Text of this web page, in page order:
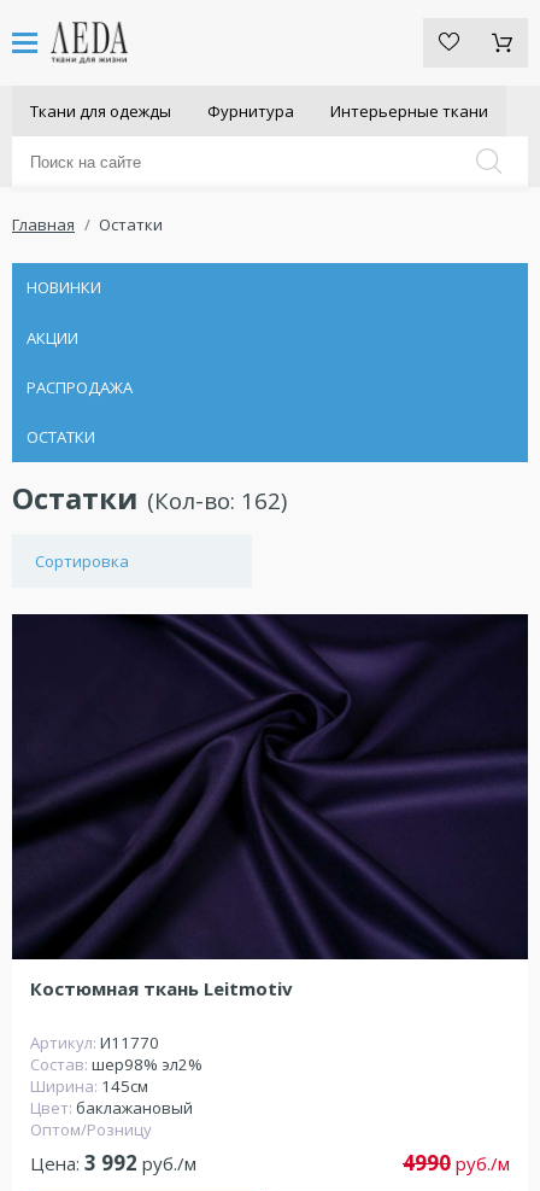
Ткани для одежды Фурнитура Интерьерные ткани
Главная Остатки
НОВИНКИ
АКЦИИ
РАСПРОДАЖА
ОСТАТКИ
Остатки (Кол-во: 162)
Сортировка
Костюмная ткань Leitmotiv
Артикул: И11770
Состав: шер98% эл2%
Ширина: 145см
Цвет: баклажановый
Оптом/Розницу
Цена: 3 992 руб./м 4990 руб./м